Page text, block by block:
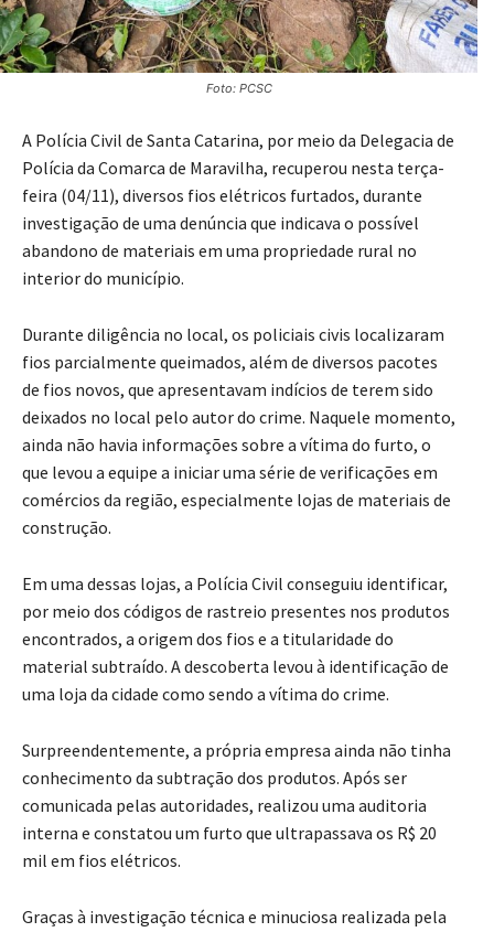
Foto: PCSC
A Polícia Civil de Santa Catarina, por meio da Delegacia de
Polícia da Comarca de Maravilha, recuperou nesta terça-
feira (04/11), diversos fios elétricos furtados, durante
investigação de uma denúncia que indicava o possível
abandono de materiais em uma propriedade rural no
interior do município.
Durante diligência no local, os policiais civis localizaram
fios parcialmente queimados, além de diversos pacotes
de fios novos, que apresentavam indícios de terem sido
deixados no local pelo autor do crime. Naquele momento,
ainda não havia informações sobre a vítima do furto, o
que levou a equipe a iniciar uma série de verificações em
comércios da região, especialmente lojas de materiais de
construção.
Em uma dessas lojas, a Polícia Civil conseguiu identificar,
por meio dos códigos de rastreio presentes nos produtos
encontrados, a origem dos fios e a titularidade do
material subtraído. A descoberta levou à identificação de
uma loja da cidade como sendo a vítima do crime.
Surpreendentemente, a própria empresa ainda não tinha
conhecimento da subtração dos produtos. Após ser
comunicada pelas autoridades, realizou uma auditoria
interna e constatou um furto que ultrapassava os R$ 20
mil em fios elétricos.
Graças à investigação técnica e minuciosa realizada pela